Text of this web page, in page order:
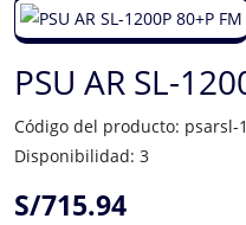
PSU AR SL-
Código del producto: psarsl-
Disponibilidad: 3
S/715.94